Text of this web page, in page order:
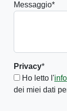
Messaggio*
Privacy*
Ho letto l'
dei miei dati